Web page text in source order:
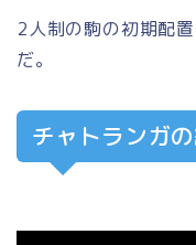
2人制の駒の初期配
だ。
チャトランガ